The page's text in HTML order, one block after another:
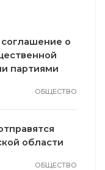
о
партиями
ОБЩЕСТВО
области
ОБЩЕСТВО